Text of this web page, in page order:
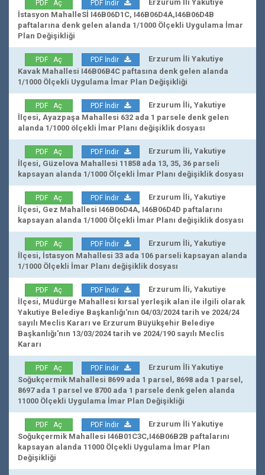
PDF Aç PDF İndir
Erzurum İli Yakutiye
İstasyon MahalleSİ I46B06D1C, I46B06D4A,I46B06D4B
paftalarına denk gelen alanda 1/1000 Ölçekli Uygulama İmar
Plan Değişikliği
PDF Aç PDF İndir
Erzurum İli Yakutiye
Kavak Mahallesi I46B06B4C paftasına denk gelen alanda
1/1000 Ölçekli Uygulama İmar Plan Değişikliği
PDF Aç PDF İndir
Erzurum İli, Yakutiye
İlçesi, Ayazpaşa Mahallesi 632 ada 1 parsele denk gelen
alanda 1/1000 ölçekli İmar Planı değişiklik dosyası
PDF Aç PDF İndir
Erzurum İli, Yakutiye
İlçesi, Güzelova Mahallesi 11858 ada 13, 35, 36 parseli
kapsayan alanda 1/1000 Ölçekli İmar Planı değişiklik dosyası
PDF Aç PDF İndir
Erzurum İli, Yakutiye
İlçesi, Gez Mahallesi I46B06D4A, I46B06D4D paftalarını
kapsayan alanda 1/1000 Ölçekli İmar Planı değişiklik dosyası
PDF Aç PDF İndir
Erzurum İli, Yakutiye
İlçesi, İstasyon Mahallesi 33 ada 106 parseli kapsayan alanda
1/1000 Ölçekli İmar Planı değişiklik dosyası
PDF Aç PDF İndir
Erzurum İli, Yakutiye
İlçesi, Müdürge Mahallesi kırsal yerleşik alan ile ilgili olarak
Yakutiye Belediye Başkanlığı'nın 04/03/2024 tarih ve 2024/24
sayılı Meclis Kararı ve Erzurum Büyükşehir Belediye
Başkanlığı'nın 13/03/2024 tarih ve 2024/190 sayılı Meclis
Kararı
PDF Aç PDF İndir
Erzurum İli Yakutiye
Soğukçermik Mahallesi 8699 ada 1 parsel, 8698 ada 1 parsel,
8697 ada 1 parsel ve 8700 ada 1 parsele denk gelen alanda
11000 Ölçekli Uygulama İmar Plan Değişikliği
PDF Aç PDF İndir
Erzurum İli Yakutiye
Soğukçermik Mahallesi I46B01C3C,I46B06B2B paftalarını
kapsayan alanda 11000 Ölçekli Uygulama İmar Plan
Değişikliği